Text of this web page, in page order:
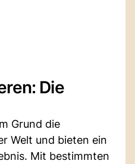
Die
Grund die
Welt und bieten ein
Mit bestimmten